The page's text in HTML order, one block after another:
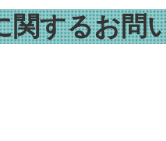
関するお問